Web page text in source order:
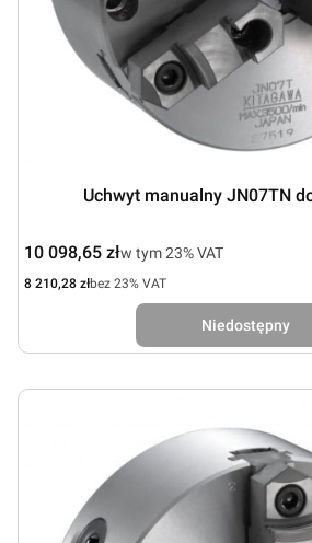
Uchwyt manualny JN07TN
Cena brutto
10 098,65 złw tym %s VAT
w tym23%VAT
Cena netto
8 210,28 złbez 23% VAT
Niedostępny